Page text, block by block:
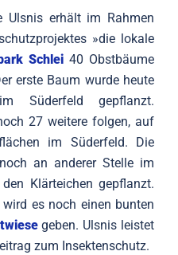
Ulsnis erhält im Rahmen
»die lokale
Schlei40 Obstbäume
erste Baum wurde heute
Süderfeld gepflanzt.
27 weitere folgen, auf
im Süderfeld. Die
an anderer Stelle im
Klärteichen gepflanzt.
es noch einen bunten
geben. Ulsnis leistet
zum Insektenschutz.